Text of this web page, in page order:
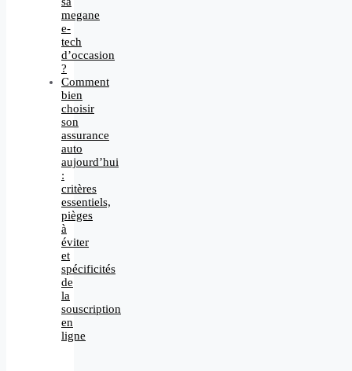
megane
e-
tech
d’occasion
?
Comment
bien
choisir
son
assurance
auto
aujourd’hui
:
critères
essentiels,
pièges
à
éviter
et
spécificités
de
la
souscription
en
ligne